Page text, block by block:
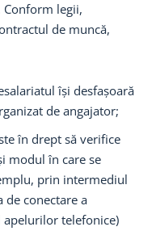
Conform legii,
de muncă,
își desfașoară
de angajator;
în drept să verifice
modul în care se
prin intermediul
de conectare a
telefonice)